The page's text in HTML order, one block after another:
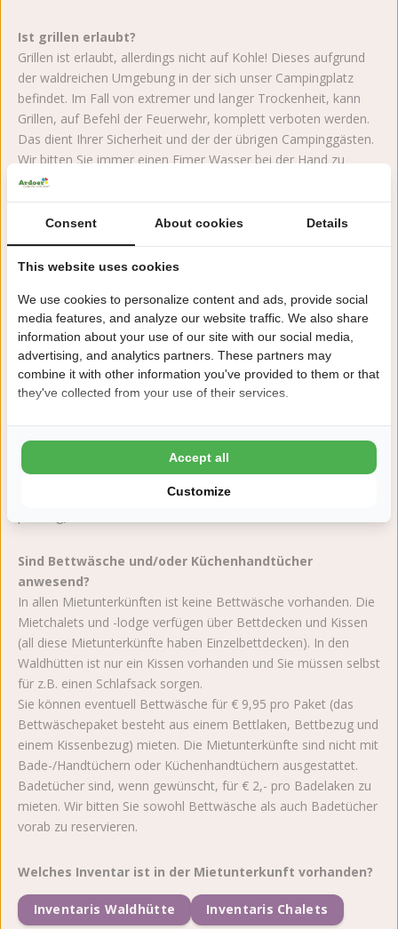
Ist grillen erlaubt?
Grillen ist erlaubt, allerdings nicht auf Kohle! Dieses aufgrund
der waldreichen Umgebung in der sich unser Campingplatz
befindet. Im Fall von extremer und langer Trockenheit, kann
Grillen, auf Befehl der Feuerwehr, komplett verboten werden.
Das dient Ihrer Sicherheit und der der übrigen Campinggästen.
Wir bitten Sie immer einen Eimer Wasser bei der Hand zu
haben für eventuelle Notfälle.
Ist es möglich ein Kinderbett aufzustellen?
In den meisten Mietunterkünften ist es möglich ein
Kinderbettchen aufzustellen. In der Lodge ist das unterste
werden kann. In den Chalets Aardappelveld 31 und
Aardappelveld 32 kann eins der zwei Betten im Schlafzimmer
umgeklappt werden. In den andere Mietunterkünften kann ein
Kinderbett im Wohnzimmer aufgestellt werden. Die Waldhütte
besteht aus einem Raum. In diesem Raum ist Platz um ein
Können Kinderbettchen und/oder Kinderstühle
gemietet werden?
Ja, es gibt Kinderbettchen und Kinderstühle zu mieten (€ 1,50
Sind Bettwäsche und/oder Küchenhandtücher
anwesend?
In allen Mietunterkünften ist keine Bettwäsche vorhanden. Die
Mietchalets und -lodge verfügen über Bettdecken und Kissen
(all diese Mietunterkünfte haben Einzelbettdecken). In den
Waldhütten ist nur ein Kissen vorhanden und Sie müssen selbst
für z.B. einen Schlafsack sorgen.
Sie können eventuell Bettwäsche für € 9,95 pro Paket (das
Bettwäschepaket besteht aus einem Bettlaken, Bettbezug und
einem Kissenbezug) mieten. Die Mietunterkünfte sind nicht mit
Bade-/Handtüchern oder Küchenhandtüchern ausgestattet.
Badetücher sind, wenn gewünscht, für € 2,- pro Badelaken zu
mieten. Wir bitten Sie sowohl Bettwäsche als auch Badetücher
vorab zu reservieren.
Welches Inventar ist in der Mietunterkunft vorhanden?
Inventaris Waldhütte Inventaris Chalets
Consent About cookies Details
This website uses cookies
We use cookies to personalize content and ads, provide social
media features, and analyze our website traffic. We also share
information about your use of our site with our social media,
advertising, and analytics partners. These partners may
combine it with other information you've provided to them or that
they've collected from your use of their services.
Customize
Accept all